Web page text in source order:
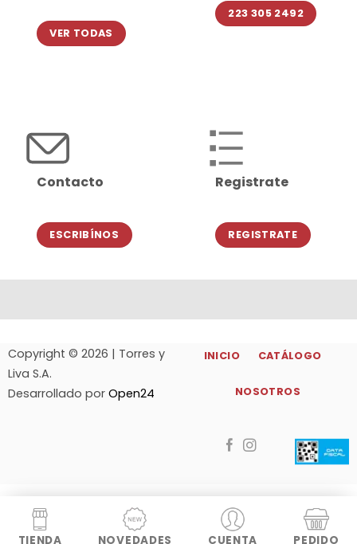
VER TODAS
223 305 2492
Contacto
ESCRIBÍNOS
Registrate
REGISTRATE
Copyright © 2026 | Torres y
Liva S.A.
Desarrollado por Open24
INICIO CATÁLOGO
NOSOTROS
TIENDA NOVEDADES CUENTA PEDIDO